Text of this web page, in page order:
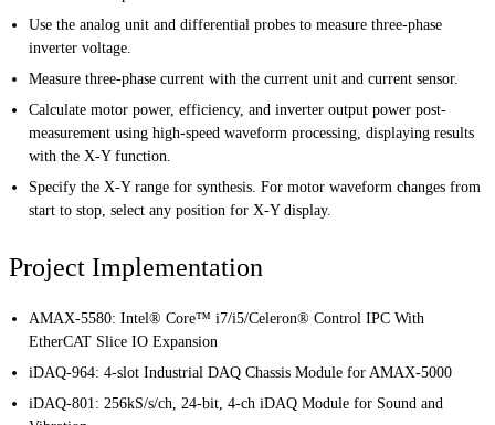
Use the analog unit and differential probes to measure three-phase
inverter voltage.
Measure three-phase current with the current unit and current sensor.
Calculate motor power, efficiency, and inverter output power post-
measurement using high-speed waveform processing, displaying results
with the X-Y function.
Specify the X-Y range for synthesis. For motor waveform changes from
start to stop, select any position for X-Y display.
Project Implementation
AMAX-5580: Intel® Core™ i7/i5/Celeron® Control IPC With
EtherCAT Slice IO Expansion
iDAQ-964: 4-slot Industrial DAQ Chassis Module for AMAX-5000
iDAQ-801: 256kS/s/ch, 24-bit, 4-ch iDAQ Module for Sound and